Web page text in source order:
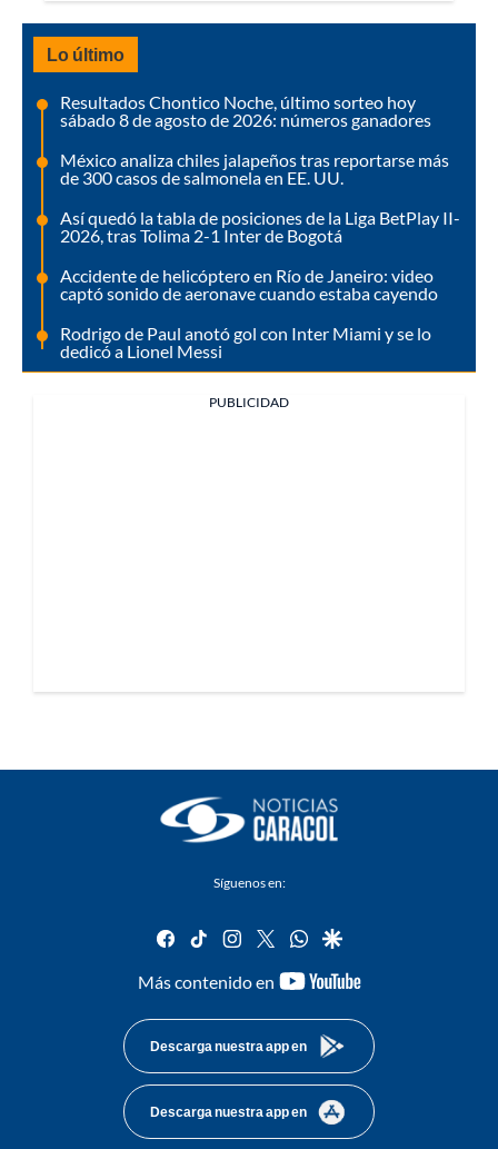
Lo último
Resultados Chontico Noche, último sorteo hoy
sábado 8 de agosto de 2026: números ganadores
México analiza chiles jalapeños tras reportarse más
de 300 casos de salmonela en EE. UU.
Así quedó la tabla de posiciones de la Liga BetPlay II-
2026, tras Tolima 2-1 Inter de Bogotá
Accidente de helicóptero en Río de Janeiro: video
captó sonido de aeronave cuando estaba cayendo
Rodrigo de Paul anotó gol con Inter Miami y se lo
dedicó a Lionel Messi
PUBLICIDAD
Síguenos en:
facebook
tiktok instagram
twitterwhatsapp
google
Más contenido en
youtube-
Descarga nuestra app en
Descarga nuestra app en